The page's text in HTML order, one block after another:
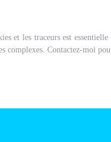
et les traceurs est
Contactez-moi